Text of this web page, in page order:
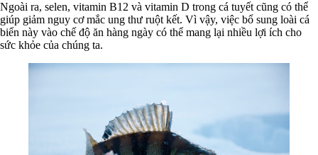
Ngoài ra, selen, vitamin B12 và vitamin D trong cá tuyết cũng có thể
giúp giảm nguy cơ mắc ung thư ruột kết. Vì vậy, việc bổ sung loài cá
biển này vào chế độ ăn hàng ngày có thể mang lại nhiều lợi ích cho
sức khỏe của chúng ta.